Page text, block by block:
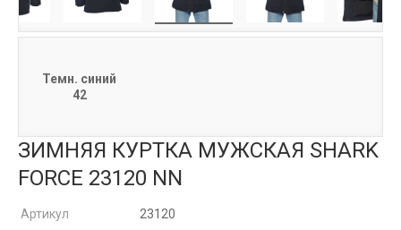
Темн. синий
42
ЗИМНЯЯ КУРТКА МУЖСКАЯ SHARK
FORCE 23120 NN
Артикул
23120